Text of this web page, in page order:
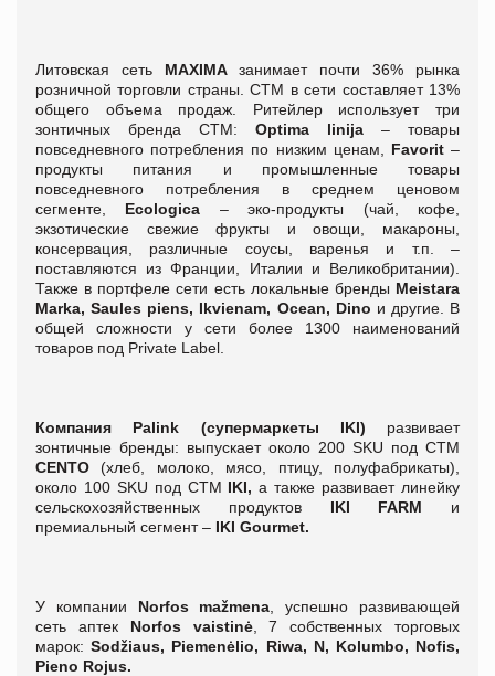
Литовская сеть MAXIMA занимает почти 36% рынка
розничной торговли страны. СТМ в сети составляет 13%
общего объема продаж. Ритейлер использует три
зонтичных бренда СТМ: Optima linija – товары
повседневного потребления по низким ценам, Favorit–
продукты питания и промышленные товары
повседневного потребления в среднем ценовом
сегменте, Ecologica – эко-продукты (чай, кофе,
экзотические свежие фрукты и овощи, макароны,
консервация, различные соусы, варенья и т.п. –
поставляются из Франции, Италии и Великобритании).
Также в портфеле сети есть локальные бренды Meistara
Marka, Saules piens, Ikvienam, Оcean, Dino и другие. В
общей сложности у сети более 1300 наименований
товаров под Private Label.
Компания Palink (супермаркеты IKI)
развивает
зонтичные бренды: выпускает около 200 SKU под СТМ
CENTO (хлеб, молоко, мясо, птицу, полуфабрикаты),
около 100 SKU под СТМ IKI,а также развивает линейку
сельскохозяйственных продуктовIKI FARM и
премиальный сегмент – IKI Gourmet.
У компании Norfos mažmena , успешно развивающей
сеть аптек Norfos vaistinė, 7 собственных торговых
марок:Sodžiaus, Piemenėlio, Riwa, N, Kolumbo, Nofis,
Pieno Rojus.